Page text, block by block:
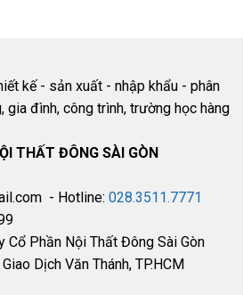
kế - sản xuất - nhập khẩu - phân
gia đình, công trình, trường học hàng
THẤT ĐÔNG SÀI GÒN
- Hotline: 028.3511.7771
Cổ Phần Nội Thất Đông Sài Gòn
Dịch Văn Thánh, TP.HCM